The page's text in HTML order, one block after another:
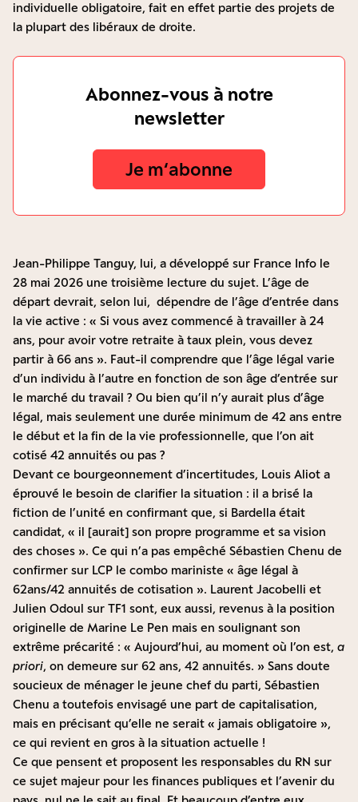
individuelle obligatoire, fait en effet partie des projets de
la plupart des libéraux de droite.
Abonnez-vous à notre
newsletter
Je m‘abonne
Jean-Philippe Tanguy, lui, a développé sur France Info le
28 mai 2026 une troisième lecture du sujet. L’âge de
départ devrait, selon lui, dépendre de l’âge d’entrée dans
la vie active : « Si vous avez commencé à travailler à 24
ans, pour avoir votre retraite à taux plein, vous devez
partir à 66 ans ». Faut-il comprendre que l’âge légal varie
d’un individu à l’autre en fonction de son âge d’entrée sur
le marché du travail ? Ou bien qu’il n’y aurait plus d’âge
légal, mais seulement une durée minimum de 42 ans entre
le début et la fin de la vie professionnelle, que l’on ait
cotisé 42 annuités ou pas ?
Devant ce bourgeonnement d’incertitudes, Louis Aliot a
éprouvé le besoin de clarifier la situation : il a brisé la
fiction de l’unité en confirmant que, si Bardella était
candidat, « il [aurait] son propre programme et sa vision
des choses ». Ce qui n’a pas empêché Sébastien Chenu de
confirmer sur LCP le combo mariniste « âge légal à
62ans/42 annuités de cotisation ». Laurent Jacobelli et
Julien Odoul sur TF1 sont, eux aussi, revenus à la position
originelle de Marine Le Pen mais en soulignant son
extrême précarité : « Aujourd’hui, au moment où l’on est, a
priori, on demeure sur 62 ans, 42 annuités. » Sans doute
soucieux de ménager le jeune chef du parti, Sébastien
Chenu a toutefois envisagé une part de capitalisation,
mais en précisant qu’elle ne serait « jamais obligatoire »,
ce qui revient en gros à la situation actuelle !
Ce que pensent et proposent les responsables du RN sur
ce sujet majeur pour les finances publiques et l’avenir du